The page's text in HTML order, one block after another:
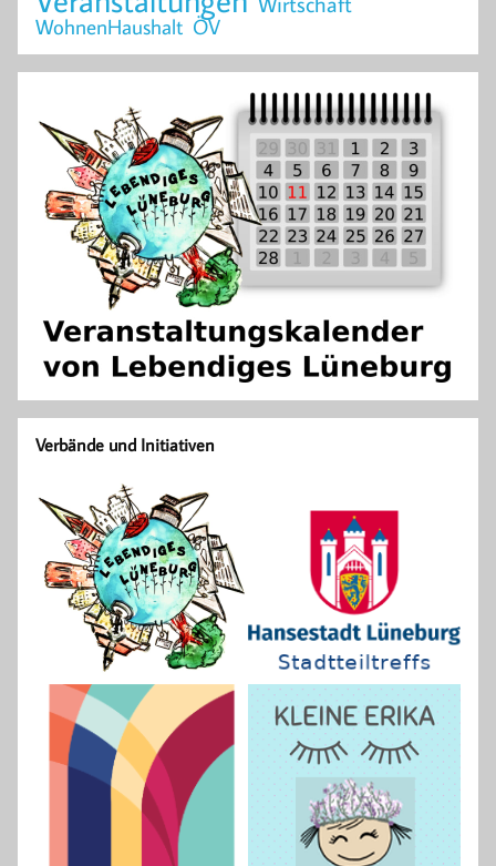
WohnenHaushalt ÖV
Verbände und Initiativen